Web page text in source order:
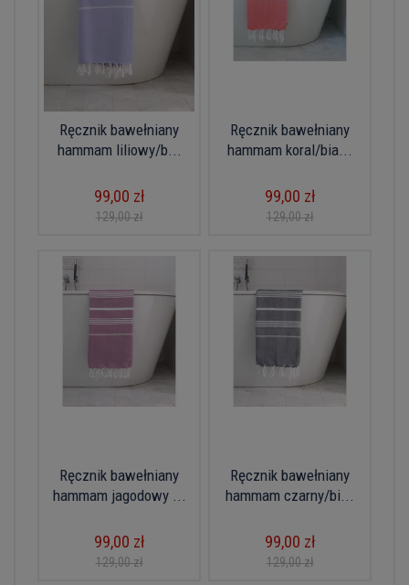
Ręcznik bawełniany
hammam liliowy/b...
99,00 zł
129,00 zł
Ręcznik bawełniany
hammam koral/bia...
99,00 zł
129,00 zł
Ręcznik bawełniany
hammam jagodowy ...
99,00 zł
129,00 zł
Ręcznik bawełniany
hammam czarny/bi...
99,00 zł
129,00 zł